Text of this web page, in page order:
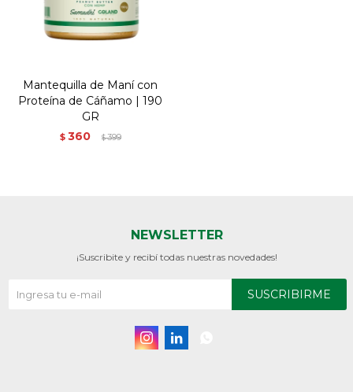
Mantequilla de Maní con
Proteína de Cáñamo | 190
GR
$ 360 $399
NEWSLETTER
¡Suscribite y recibí todas nuestras novedades!
SUSCRIBIRME
 